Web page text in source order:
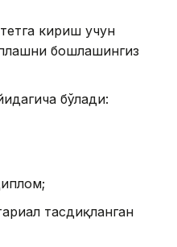
кириш учун
бошлашингиз
бўлади:
тасдиқланган